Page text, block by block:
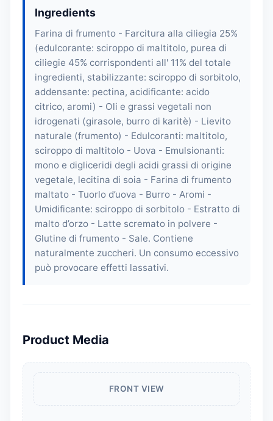
Ingredients
Farina di frumento - Farcitura alla ciliegia 25%
(edulcorante: sciroppo di maltitolo, purea di
ciliegie 45% corrispondenti all' 11% del totale
ingredienti, stabilizzante: sciroppo di sorbitolo,
addensante: pectina, acidificante: acido
citrico, aromi) - Oli e grassi vegetali non
idrogenati (girasole, burro di karitè) - Lievito
naturale (frumento) - Edulcoranti: maltitolo,
sciroppo di maltitolo - Uova - Emulsionanti:
mono e digliceridi degli acidi grassi di origine
vegetale, lecitina di soia - Farina di frumento
maltato - Tuorlo d’uova - Burro - Aromi -
Umidificante: sciroppo di sorbitolo - Estratto di
malto d’orzo - Latte scremato in polvere -
Glutine di frumento - Sale. Contiene
naturalmente zuccheri. Un consumo eccessivo
può provocare effetti lassativi.
Product Media
FRONT VIEW